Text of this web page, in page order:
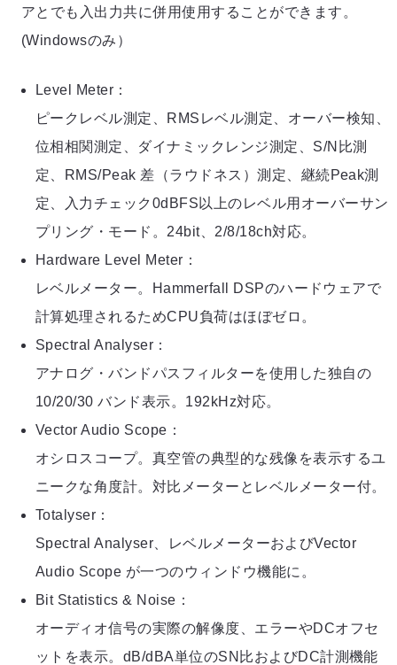
アとでも入出力共に併用使用することができます。
(Windowsのみ）
Level Meter：
ピークレベル測定、RMSレベル測定、オーバー検知、
位相相関測定、ダイナミックレンジ測定、S/N比測
定、RMS/Peak 差（ラウドネス）測定、継続Peak測
定、入力チェック0dBFS以上のレベル用オーバーサン
プリング・モード。24bit、2/8/18ch対応。
Hardware Level Meter：
レベルメーター。Hammerfall DSPのハードウェアで
計算処理されるためCPU負荷はほぼゼロ。
Spectral Analyser：
アナログ・バンドパスフィルターを使用した独自の
10/20/30 バンド表示。192kHz対応。
Vector Audio Scope：
オシロスコープ。真空管の典型的な残像を表示するユ
ニークな角度計。対比メーターとレベルメーター付。
Totalyser：
Spectral Analyser、レベルメーターおよびVector
Audio Scope が一つのウィンドウ機能に。
Bit Statistics & Noise：
オーディオ信号の実際の解像度、エラーやDCオフセ
ットを表示。dB/dBA単位のSN比およびDC計測機能